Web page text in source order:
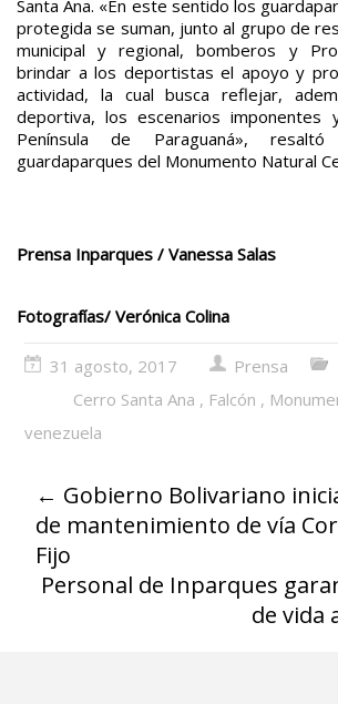
Santa Ana. «En este sentido los
protegida se suman, junto al grupo de
municipal y regional, bomberos y
brindar a los deportistas el apoyo y
actividad, la cual busca reflejar,
deportiva, los escenarios imponentes
Península de Paraguaná»,
guardaparques del Monumento Natural
Prensa Inparques / Vanessa Salas
Fotografías/ Verónica Colina
31 agosto, 2017 Prensa
Cerro Santa Ana , Falcón ,
venezuela
← Gobierno Bolivariano
de mantenimiento de vía
Fijo
Personal de Inparques
de vida